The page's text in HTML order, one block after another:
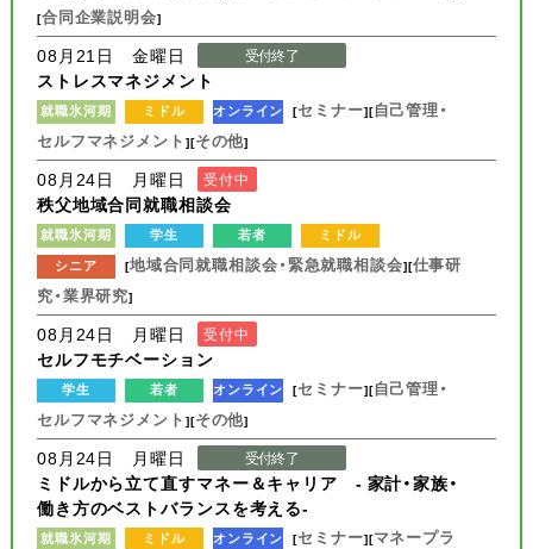
[合同企業説明会]
08月21日 金曜日 受付終了
ストレスマネジメント
就職氷河期 ミドル オンライン [セミナー][自己管理・
セルフマネジメント ][その他]
08月24日 月曜日 受付中
秩父地域合同就職相談会
就職氷河期 学生 若者
ミドル
シニア
[地域合同就職相談会・緊急就職相談会][仕事研
究・業界研究]
08月24日 月曜日 受付中
セルフモチベーション
学生 若者 オンライン [セミナー][自己管理・
セルフマネジメント ][その他]
08月24日 月曜日 受付終了
ミドルから立て直すマネー＆キャリア - 家計・家族・
働き方のベストバランスを考える-
就職氷河期 ミドル オンライン [セミナー][マネープラ